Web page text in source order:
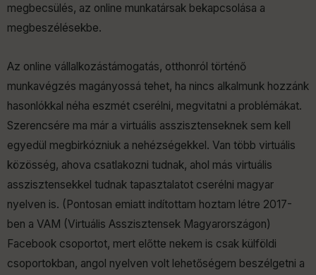
megbecsülés, az online munkatársak bekapcsolása a
megbeszélésekbe.
Az online vállalkozástámogatás, otthonról történő
munkavégzés magányossá tehet, ha nincs alkalmunk hozzánk
hasonlókkal néha eszmét cserélni, megvitatni a problémákat.
Szerencsére ma már a virtuális asszisztenseknek sem kell
egyedül megbirkózniuk a nehézségekkel. Van több virtuális
közösség, ahova csatlakozni tudnak, ahol más virtuális
asszisztensekkel tudnak tapasztalatot cserélni magyar
nyelven is. (Pontosan emiatt indítottam hoztam létre 2017-
ben a VAM (Virtuális Asszisztensek Magyarországon)
Facebook csoportot, mert előtte nekem is csak külföldi
csoportokban, angol nyelven volt lehetőségem beszélgetni a